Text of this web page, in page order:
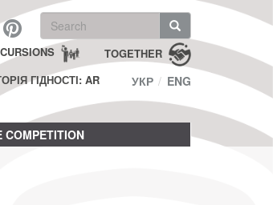
Search
form
Search TOGETHER
ГІДНОСТІ: AR
УКР ENG
COMPETITION